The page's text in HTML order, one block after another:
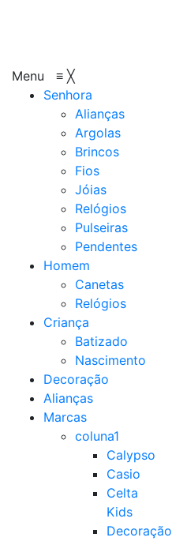
Menu ≡ ╳
Senhora
Alianças
Argolas
Brincos
Fios
Jóias
Relógios
Pulseiras
Pendentes
Homem
Canetas
Relógios
Criança
Batizado
Nascimento
Decoração
Alianças
Marcas
coluna1
Calypso
Casio
Celta
Kids
Decoração